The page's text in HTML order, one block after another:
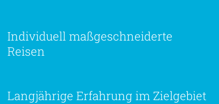
Individuell maßgeschneiderte
Reisen
Langjährige Erfahrung im Zielgebiet